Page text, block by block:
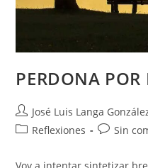
PERDONA POR
Autor
de
José Luis Langa
Categoría
la
Reflexiones
la
Sin